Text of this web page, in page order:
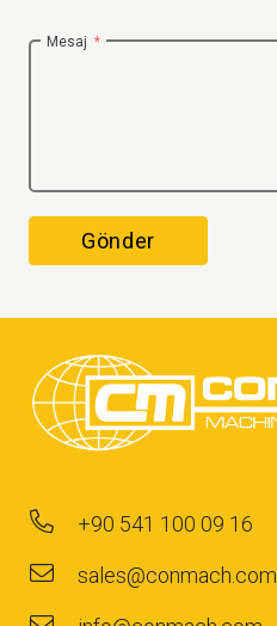
Mesaj
Gönder
+90 541 100 09 16
sales@conmach.com